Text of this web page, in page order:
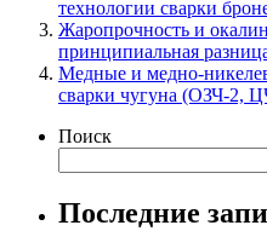
технологии сварки
Жаропрочность и
принципиальная
Медные и медно-
сварки чугуна (ОЗЧ-2,
Поиск
Последние